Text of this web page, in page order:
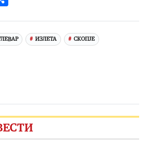
ИЗЛЕТА СКОПЈЕ